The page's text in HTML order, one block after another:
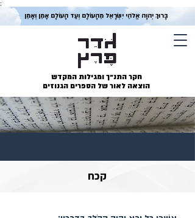
;
בָּרוּךְ יְהוָה אֱלֹהֵי יִשְׂרָאֵל מֵהָעוֹלָם וְעַד הָעוֹלָם אָמֵן וְאָמֵן
חקר התנ״ך ומגילות המקדש
הוצאה לאור של הספרים הגנוזים
קכח